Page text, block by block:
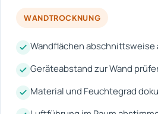
WANDTROCKNUNG
Wandflächen abschnittsweise
Geräteabstand zur Wand
Material und Feuchtegrad